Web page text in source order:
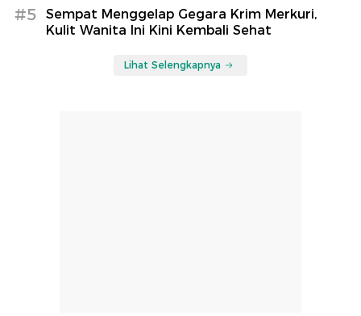
#5
Sempat Menggelap Gegara Krim Merkuri,
Kulit Wanita Ini Kini Kembali Sehat
Lihat Selengkapnya